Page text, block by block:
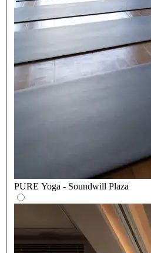
PURE Yoga - Soundwill Plaza